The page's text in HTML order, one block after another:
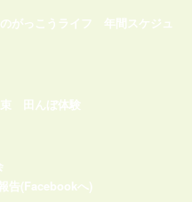
がっこうライフ
年間スケジュ
田んぼ体験
告(Facebookへ)